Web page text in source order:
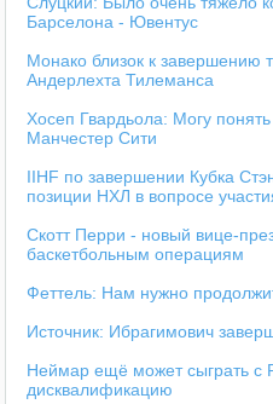
Барселона - Ювентус
Монако близок к завершению
Андерлехта Тилеманса
Хосеп Гвардьола: Могу
Манчестер Сити
IIHF по завершении Кубка
позиции НХЛ в вопросе
Скотт Перри - новый вице-
баскетбольным операциям
Феттель: Нам нужно
Источник: Ибрагимович
Неймар ещё может сыграть с
дисквалификацию